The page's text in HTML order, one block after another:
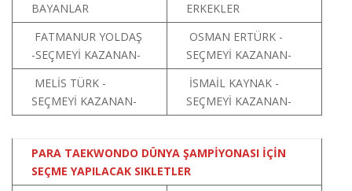
BAYANLAR
ERKEKLER
FATMANUR YOLDAŞ
-SEÇMEYİ KAZANAN-
OSMAN ERTÜRK -
SEÇMEYİ KAZANAN-
MELİS TÜRK -
SEÇMEYİ KAZANAN-
İSMAİL KAYNAK -
SEÇMEYİ KAZANAN-
PARA TAEKWONDO DÜNYA ŞAMPİYONASI İÇİN
SEÇME YAPILACAK SIKLETLER